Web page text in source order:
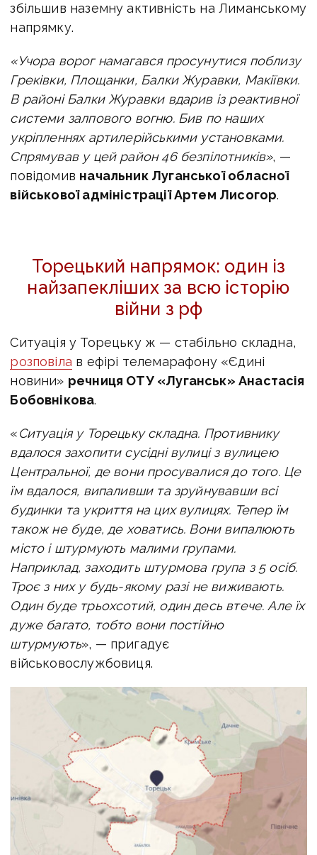
збільшив наземну активність на Лиманському
напрямку.
«Учора ворог намагався просунутися поблизу
Греківки, Площанки, Балки Журавки, Макіївки.
В районі Балки Журавки вдарив із реактивної
системи залпового вогню. Бив по наших
укріпленнях артилерійськими установками.
Спрямував у цей район 46 безпілотників», —
повідомив начальник Луганської обласної
військової адміністрації Артем Лисогор.
Торецький напрямок: один із
найзапекліших за всю історію
війни з рф
Ситуація у Торецьку ж — стабільно складна,
розповіла в ефірі телемарафону «Єдині
новини» речниця ОТУ «Луганськ» Анастасія
Бобовнікова.
«Ситуація у Торецьку складна. Противнику
вдалося захопити сусідні вулиці з вулицею
Центральної, де вони просувалися до того. Це
їм вдалося, випаливши та зруйнувавши всі
будинки та укриття на цих вулицях. Тепер їм
також не буде, де ховатись. Вони випалюють
місто і штурмують малими групами.
Наприклад, заходить штурмова група з 5 осіб.
Троє з них у будь-якому разі не виживають.
Один буде трьохсотий, один десь втече. Але їх
дуже багато, тобто вони постійно
штурмують», — пригадує
військовослужбовиця.